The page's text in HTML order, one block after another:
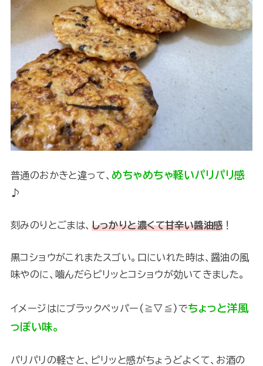
普通のおかきと違って、 めちゃめちゃ軽いパリパリ感
♪
刻みのりとごまは、 しっかりと濃くて甘辛い醬油感 ！
黒コショウがこれまたスゴい。口にいれた時は、醤油の風
味やのに、嚙んだらピリッとコショウが効いてきました。
イメージはにブラックペッパー(≧▽≦)でちょっと洋風
っぽい味。
パリパリの軽さと、ピリッと感がちょうどよくて、お酒の